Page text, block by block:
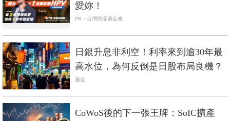
愛妳！
PR・台灣癌症基金會
日銀升息非利空！利率來到逾30年最
高水位，為何反倒是日股布局良機？
基金
CoWoS後的下一張王牌：SoIC擴產